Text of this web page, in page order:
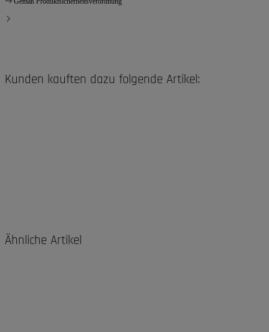
Kunden kauften dazu folgende Artikel:
Ähnliche Artikel